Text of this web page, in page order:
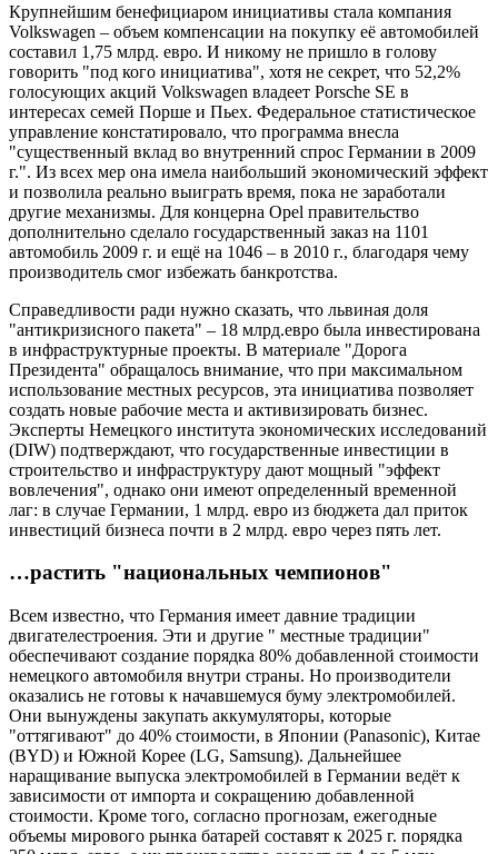
Крупнейшим бенефициаром инициативы стала компания
Volkswagen – объем компенсации на покупку её автомобилей
составил 1,75 млрд. евро. И никому не пришло в голову
говорить "под кого инициатива", хотя не секрет, что 52,2%
голосующих акций Volkswagen владеет Porsche SE в
интересах семей Порше и Пьех. Федеральное статистическое
управление констатировало, что программа внесла
"существенный вклад во внутренний спрос Германии в 2009
г.". Из всех мер она имела наибольший экономический эффект
и позволила реально выиграть время, пока не заработали
другие механизмы. Для концерна Opel правительство
дополнительно сделало государственный заказ на 1101
автомобиль 2009 г. и ещё на 1046 – в 2010 г., благодаря чему
производитель смог избежать банкротства.
Справедливости ради нужно сказать, что львиная доля
"антикризисного пакета" – 18 млрд.евро была инвестирована
в инфраструктурные проекты. В материале "Дорога
Президента" обращалось внимание, что при максимальном
использование местных ресурсов, эта инициатива позволяет
создать новые рабочие места и активизировать бизнес.
Эксперты Немецкого института экономических исследований
(DIW) подтверждают, что государственные инвестиции в
строительство и инфраструктуру дают мощный "эффект
вовлечения", однако они имеют определенный временной
лаг: в случае Германии, 1 млрд. евро из бюджета дал приток
инвестиций бизнеса почти в 2 млрд. евро через пять лет.
…растить "национальных чемпионов"
Всем известно, что Германия имеет давние традиции
двигателестроения. Эти и другие " местные традиции"
обеспечивают создание порядка 80% добавленной стоимости
немецкого автомобиля внутри страны. Но производители
оказались не готовы к начавшемуся буму электромобилей.
Они вынуждены закупать аккумуляторы, которые
"оттягивают" до 40% стоимости, в Японии (Panasonic), Китае
(BYD) и Южной Корее (LG, Samsung). Дальнейшее
наращивание выпуска электромобилей в Германии ведёт к
зависимости от импорта и сокращению добавленной
стоимости. Кроме того, согласно прогнозам, ежегодные
объемы мирового рынка батарей составят к 2025 г. порядка